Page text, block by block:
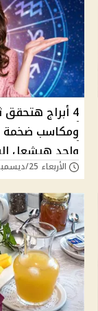
4 أبراج
واحد هيشعل
الدنيا|هل أنت
الأربعاء 25/ديسمبر/2024 - 12:23 ص